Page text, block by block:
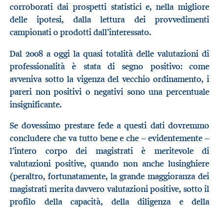
corroborati dai prospetti statistici e, nella migliore
delle ipotesi, dalla lettura dei provvedimenti
campionati o prodotti dall’interessato.
Dal 2008 a oggi la quasi totalità delle valutazioni di
professionalità è stata di segno positivo: come
avveniva sotto la vigenza del vecchio ordinamento, i
pareri non positivi o negativi sono una percentuale
insignificante.
Se dovessimo prestare fede a questi dati dovremmo
concludere che va tutto bene e che – evidentemente –
l’intero corpo dei magistrati è meritevole di
valutazioni positive, quando non anche lusinghiere
(peraltro, fortunatamente, la grande maggioranza dei
magistrati merita davvero valutazioni positive, sotto il
profilo della capacità, della diligenza e della